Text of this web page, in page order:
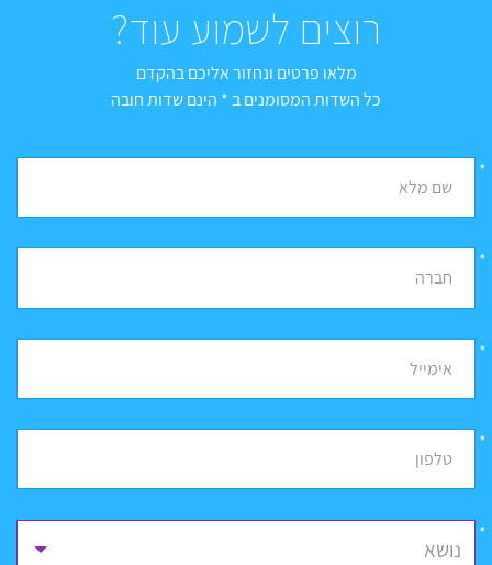
רוצים לשמוע עוד?
מלאו פרטים ונחזור אליכם בהקדם
כל השדות המסומנים ב * הינם שדות חובה
שם מלא
*
חברה
*
אימייל
*
טלפון
*
נושא